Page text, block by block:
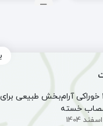
۱۰ خوراکی آرام‌بخش طبیعی برای
خسته